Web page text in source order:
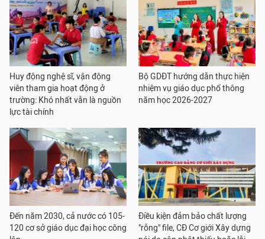
Huy động nghệ sĩ, vận động
viên tham gia hoạt động ở
trường: Khó nhất vẫn là nguồn
lực tài chính
Bộ GDĐT hướng dẫn thực hiện
nhiệm vụ giáo dục phổ thông
năm học 2026-2027
Đến năm 2030, cả nước có 105-
120 cơ sở giáo dục đại học công
Điều kiện đảm bảo chất lượng
"rỗng" file, CĐ Cơ giới Xây dựng